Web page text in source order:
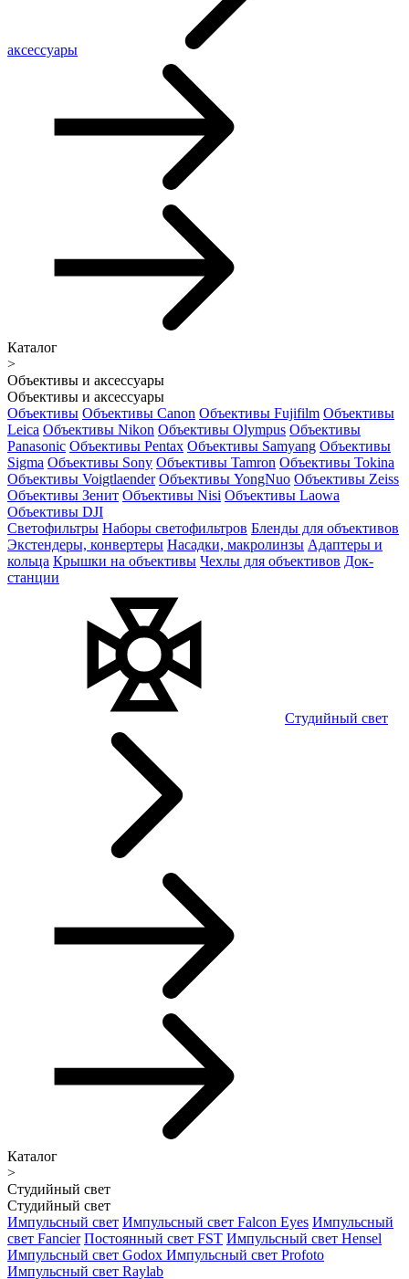
аксессуары
Каталог
>
Объективы и аксессуары
Объективы и аксессуары
Объективы Объективы Canon Объективы Fujifilm Объективы
Leica Объективы Nikon Объективы Olympus Объективы
Panasonic Объективы Pentax Объективы Samyang Объективы
Sigma Объективы Sony Объективы Tamron Объективы Tokina
Объективы Voigtlaender Объективы YongNuo Объективы Zeiss
Объективы Зенит Объективы Nisi Объективы Laowa
Объективы DJI
Светофильтры Наборы светофильтров Бленды для объективов
Экстендеры, конвертеры Насадки, макролинзы Адаптеры и
кольца Крышки на объективы Чехлы для объективов Док-
станции
Студийный свет
Каталог
>
Студийный свет
Студийный свет
Импульсный свет Импульсный свет Falcon Eyes Импульсный
свет Fancier Постоянный свет FST Импульсный свет Hensel
Импульсный свет Godox Импульсный свет Profoto
Импульсный свет Raylab